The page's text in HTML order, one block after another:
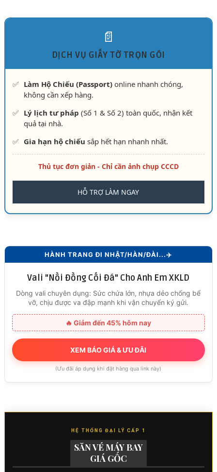
📄
DỊCH VỤ GIẤY TỜ TRỌN GÓI
✅ Làm Hộ Chiếu (Passport)online nhanh chóng,
không cần xếp hàng.
✅ Lý lịch tư pháp (Số 1 & Số 2) toàn quốc, nhận kết
quả tại nhà.
✅ Gia hạn hộ chiếu sắp hết hạn nhanh nhất.
Thủ tục đơn giản - Chỉ cần ảnh chụp CCCD
HỖ TRỢ LÀM NGAY
HÀNH TRANG ĐI NHẬT/HÀN/ĐÀI...✈️
Vali "Nồi Đồng Cối Đá" Cho Anh Em XKLD
Dòng vali chuyên dụng: Sức chứa lớn, nhựa dẻo chống bể
vỡ, chịu được va đập mạnh khi vận chuyển ký gửi.
🔥 Giảm đến 45% hôm nay
XEM BÁO GIÁ & ƯU ĐÃI
(Ưu đãi áp dụng khi đặt hàng qua link này)
HỆ THỐNG ĐẠI LÝ CẤP 1
SĂN VÉ MÁY BAY
GIÁ GỐC